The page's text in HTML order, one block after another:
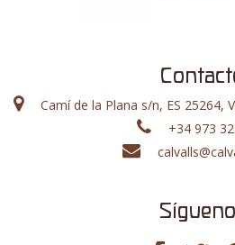
Camí de la Plana s/n, ES 25264,
+34 973